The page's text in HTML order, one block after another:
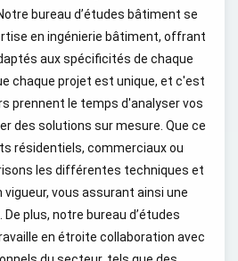
bureau d’études bâtiment se
en ingénierie bâtiment, offrant
aux spécificités de chaque
chaque projet est unique, et c'est
prennent le temps d'analyser vos
des solutions sur mesure. Que ce
résidentiels, commerciaux ou
les différentes techniques et
vous assurant ainsi une
plus, notre bureau d’études
en étroite collaboration avec